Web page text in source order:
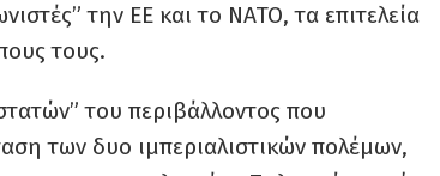
την ΕΕ και το ΝΑΤΟ, τα επιτελεία
τους.
του περιβάλλοντος που
των δυο ιμπεριαλιστικών πολέμων,